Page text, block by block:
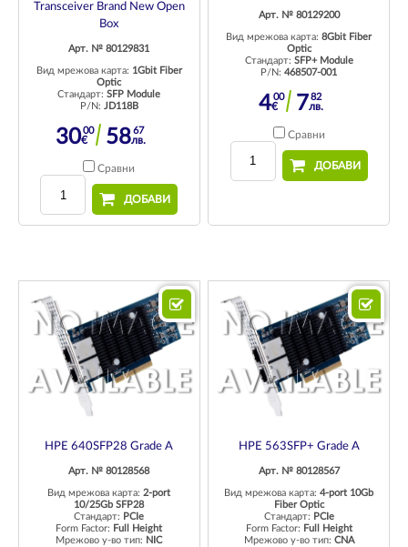
Transceiver Brand New Open
Box
Арт. № 80129831
Вид мрежова карта: 1Gbit Fiber
Optic
Стандарт:SFP Module
P/N: JD118B
3000
€ 5867
лв.
Сравни
ДОБАВИ
Арт. № 80129200
Вид мрежова карта:8Gbit Fiber
Optic
Стандарт: SFP+ Module
P/N:468507-001
400
€ 782
лв.
Сравни
ДОБАВИ
HPE 640SFP28 Grade A
Арт. № 80128568
Вид мрежова карта:2-port
10/25Gb SFP28
Стандарт: PCIe
Form Factor: Full Height
Мрежово у-во тип: NIC
HPE 563SFP+ Grade A
Арт. № 80128567
Вид мрежова карта:4-port 10Gb
Fiber Optic
Стандарт: PCIe
Form Factor: Full Height
Мрежово у-во тип: CNA